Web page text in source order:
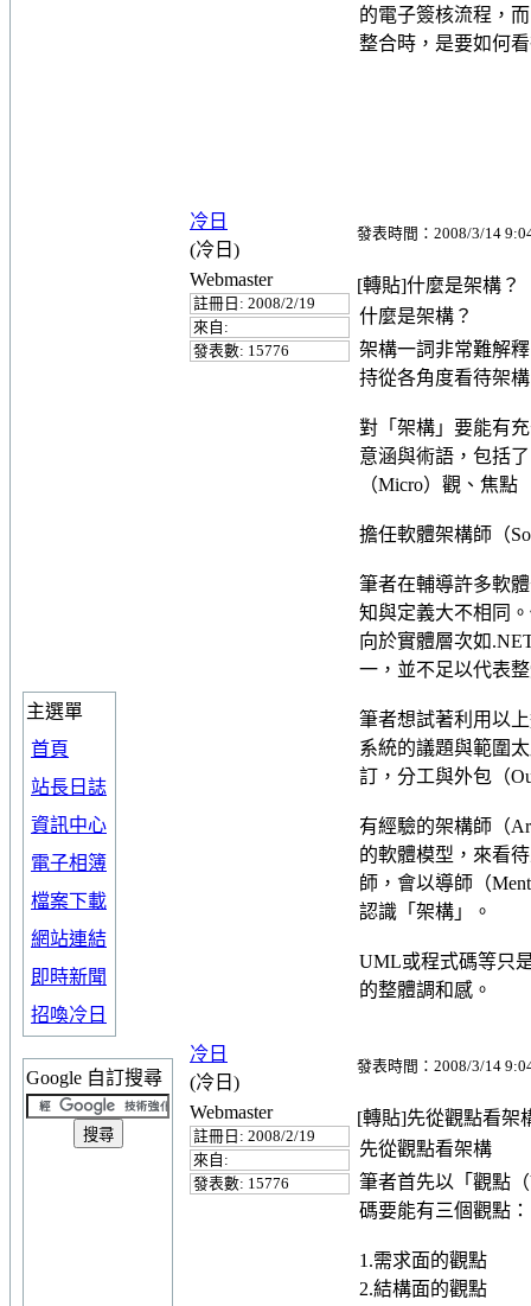
主選單
首頁
站長日誌
資訊中心
電子相簿
檔案下載
網站連結
即時新聞
招喚冷日
Google 自訂搜尋
的電子簽核流程，
整合時，是要如何
冷日
(冷日)
發表時間：2008/3/14
Webmaster
註冊日: 2008/2/19
來自:
發表數: 15776
[轉貼]什麼是架構？
什麼是架構？
架構一詞非常難解
持從各角度看待架
對「架構」要能有
意涵與術語，包括
（Micro）觀、焦點
擔任軟體架構師（
筆者在輔導許多軟
知與定義大不相同
向於實體層次如
一，並不足以代表
筆者想試著利用以
系統的議題與範圍
訂，分工與外包（
有經驗的架構師（
的軟體模型，來看
師，會以導師（
認識「架構」。
UML或程式碼等只
的整體調和感。
冷日
(冷日)
發表時間：2008/3/14
Webmaster
註冊日: 2008/2/19
來自:
發表數: 15776
[轉貼]先從觀點看架
先從觀點看架構
筆者首先以「觀點
碼要能有三個觀點：
1.需求面的觀點
2.結構面的觀點